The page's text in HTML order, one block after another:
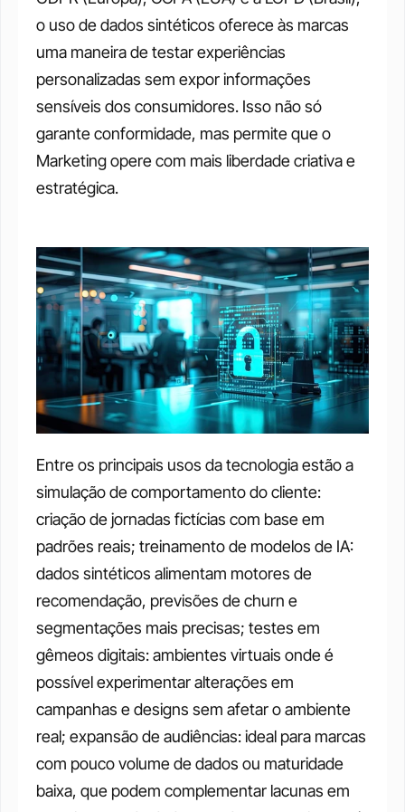
o uso de dados sintéticos oferece às marcas
uma maneira de testar experiências
personalizadas sem expor informações
sensíveis dos consumidores. Isso não só
garante conformidade, mas permite que o
Marketing opere com mais liberdade criativa e
estratégica.
Entre os principais usos da tecnologia estão a
simulação de comportamento do cliente:
criação de jornadas fictícias com base em
padrões reais; treinamento de modelos de IA:
dados sintéticos alimentam motores de
recomendação, previsões de churn e
segmentações mais precisas; testes em
gêmeos digitais: ambientes virtuais onde é
possível experimentar alterações em
campanhas e designs sem afetar o ambiente
real; expansão de audiências: ideal para marcas
com pouco volume de dados ou maturidade
baixa, que podem complementar lacunas em